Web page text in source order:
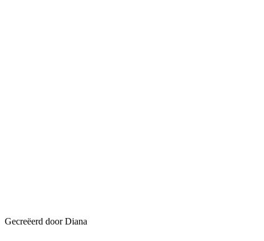
Gecreëerd door Diana